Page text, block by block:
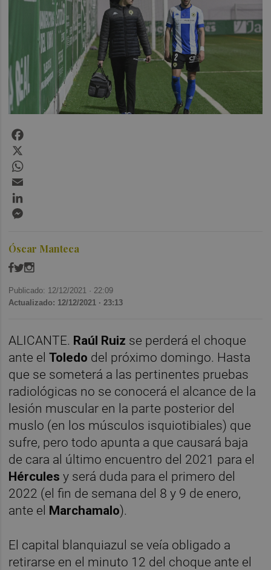
Óscar Manteca
Publicado: 12/12/2021 · 22:09
Actualizado: 12/12/2021 · 23:13
ALICANTE. Raúl Ruiz se perderá el choque
ante elToledo del próximo domingo. Hasta
que se someterá a las pertinentes pruebas
radiológicas no se conocerá el alcance de la
lesión muscular en la parte posterior del
muslo (en los músculos isquiotibiales) que
sufre, pero todo apunta a que causará baja
de cara al último encuentro del 2021 para el
Hérculesy será duda para el primero del
2022 (el fin de semana del 8 y 9 de enero,
ante el Marchamalo).
El capital blanquiazul se veía obligado a
retirarse en el minuto 12 del choque ante el